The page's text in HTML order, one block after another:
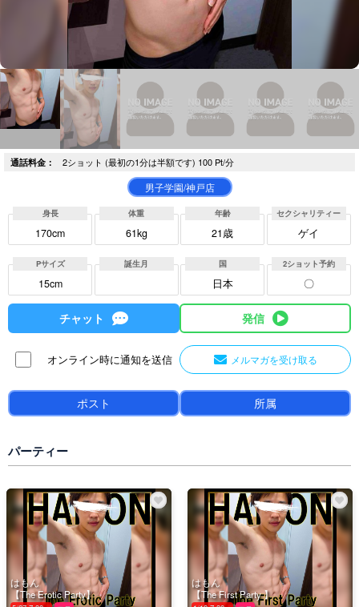
通話料金： 2ショット (最初の1分は半額です) 100 Pt/分
男子学園/神戸店
身長
170cm
体重
61kg
年齢
21歳
セクシャリティー
ゲイ
Pサイズ
15cm
誕生月 国
日本
2ショット予約
〇
チャット 発信
オンライン時に通知を送信 メルマガを受け取る
ポスト 所属
パーティー
はもん
【The Erotic Party】
はもん
【The First Party 】